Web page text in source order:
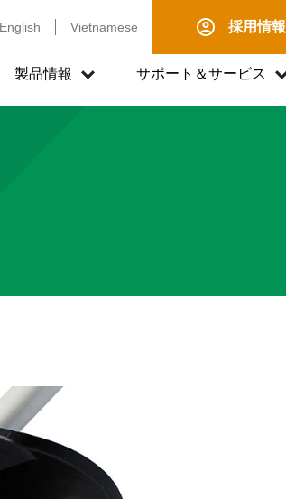
English Vietnamese 採用情報
製品情報 サポート＆サービス